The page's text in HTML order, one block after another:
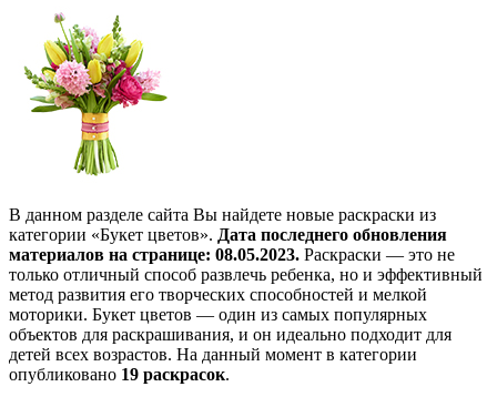
В данном разделе сайта Вы найдете новые раскраски из
категории «Букет цветов». Дата последнего обновления
материалов на странице: 08.05.2023. Раскраски — это не
только отличный способ развлечь ребенка, но и эффективный
метод развития его творческих способностей и мелкой
моторики. Букет цветов — один из самых популярных
объектов для раскрашивания, и он идеально подходит для
детей всех возрастов. На данный момент в категории
опубликовано 19 раскрасок.